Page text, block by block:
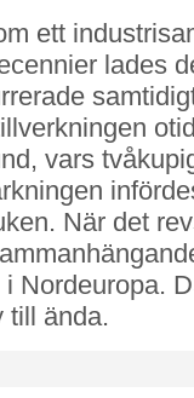
ett
lades
vars
När det
Nordeuropa.
till ända.